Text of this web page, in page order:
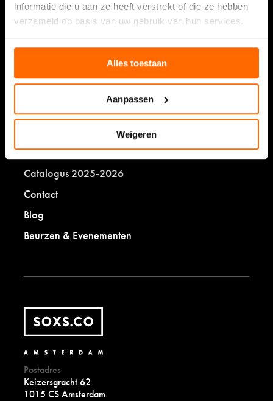
informatie die u aan ze heeft verstrekt of die ze hebben
verzameld op basis van uw gebruik van hun services.
Alles toestaan
Aanpassen
Weigeren
Resellers
Showcase
Eerlijk ondernemen
Catalogus 2025-2026
Contact
Blog
Beurzen & Evenementen
Postadres
Keizersgracht 62
1015 CS Amsterdam